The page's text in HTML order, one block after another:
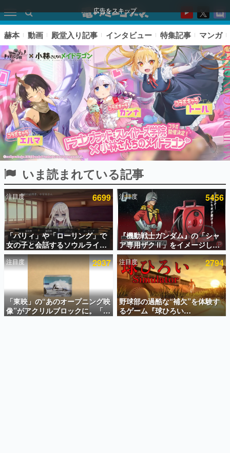
広告をスキップ
ピックアップ
電ファミのいま読まれている記事ランキング
アプリセール情報
インタビュー
連載・特集一覧
殿堂入り記事
SNS拡散数が数千以上！ ページビュー数万以上！ などな
ど。多くの人々に読まれた、電ファミ渾身の“殿堂入り”記
事をまとめました。
赫本 動画 殿堂入り記事 インタビュー 特集記事 マンガ
いま読まれている記事
注目度 6699
「パリィ」や「ローリング」で
女の子と会話するソウルライク
恋愛ゲーム『小早川さんはソウ
ルライク』無料公開。返事に失
敗すると「YOU DIED」
注目度 5456
『機動戦士ガンダム』の「シャ
ア専用ザクⅡ」をイメージした
散水ホースリールが予約開始。
本体にはシャアのパーソナルマ
ークやジオン公国軍のエンブレ
ム、型式番号などを配置
注目度 2937
「東映」の“あのオープニング映
像”がアクリルブロックに。「東
映ヒストリカル グッズコレクシ
注目度 2794
野球部の過酷な“補欠”を体験す
るゲーム『球ひろい
Simulator』が「1件」のウィッ